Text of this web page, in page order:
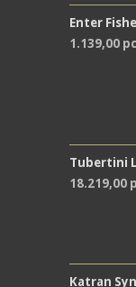
Enter
1.139,00
Tubertini
18.219,00
Katran